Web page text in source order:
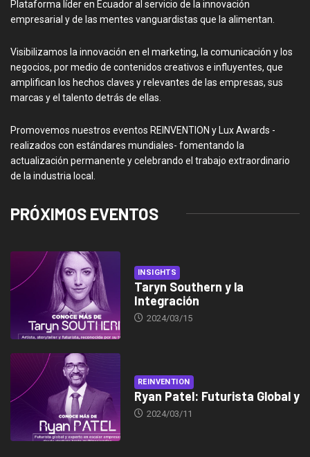
Plataforma líder en Ecuador al servicio de la innovación
empresarial y de las mentes vanguardistas que la alimentan.
Visibilizamos la innovación en el marketing, la comunicación y los
negocios, por medio de contenidos creativos e influyentes, que
amplifican los hechos claves y relevantes de las empresas, sus
marcas y el talento detrás de ellas.
Promovemos nuestros eventos REINVENTION y Lux Awards -
realizados con estándares mundiales- fomentando la
actualización permanente y celebrando el trabajo extraordinario
de la industria local.
PRÓXIMOS EVENTOS
INSIGHTS
Taryn Southern y la
Integración
2024/03/15
REINVENTION
Ryan Patel: Futurista Global y
2024/03/11